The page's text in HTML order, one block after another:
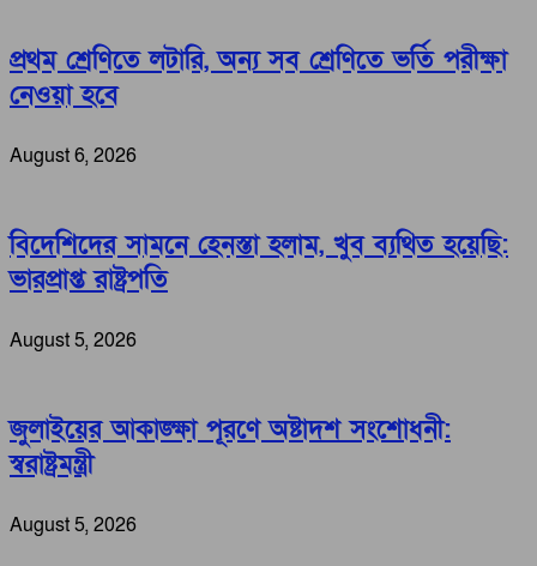
প্রথম শ্রেণিতে লটারি, অন্য সব শ্রেণিতে ভর্তি পরীক্ষা
নেওয়া হবে
August 6, 2026
বিদেশিদের সামনে হেনস্তা হলাম, খুব ব্যথিত হয়েছি:
ভারপ্রাপ্ত রাষ্ট্রপতি
August 5, 2026
জুলাইয়ের আকাঙ্ক্ষা পূরণে অষ্টাদশ সংশোধনী:
স্বরাষ্ট্রমন্ত্রী
August 5, 2026